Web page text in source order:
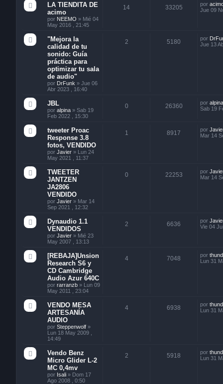
LA TIENDITA DE
acimo
por NEEMO » Mié 04
May 2016 , 21:45
14 33205 por
Jue 09
"Mejora la
calidad de tu
sonido: Guía
práctica para
optimizar tu sala
de audio"
por DrFunk » Jue 06
Abr 2023 , 16:40
2 5180 por
Jue 13
JBL
por alpina » Sab 19
Feb 2022 , 15:30
0 26360 por alpina
Sab 19
tweeter Proac
Response 3.8
fotos, VENDIDO
por Javier » Lun 24
May 2021 , 11:37
1 8917 por
Mar 14
TWEETER
JANTZEN
JA2806
VENDIDO
por Javier » Mar 14
Sep 2021 , 12:32
0 22253 por
Mar 14
Dynaudio 1.1
VENDIDOS
por Javier » Mié 23
May 2007 , 13:13
2 6636 por
Vie 04
[REBAJA]Unsion
Research S6 y
CD Cambridge
Audio Azur 640C
por rarranzb » Lun 09
May 2011 , 23:04
4 7048 por
Lun 31
VENDO MESA
ARTESANÍA
AUDIO
por Steppenwolf »
Lun 18 May 2009 ,
14:49
4 6938 por
Lun 31
Vendo Benz
Micro Glider L-2
MC 0,4mv
por Isali » Dom 17
Ago 2008 , 0:50
2 5918 por
Lun 31